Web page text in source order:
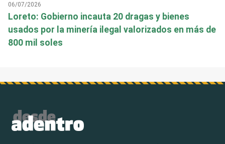
06/07/2026
Loreto: Gobierno incauta 20 dragas y bienes
usados por la minería ilegal valorizados en más de
800 mil soles